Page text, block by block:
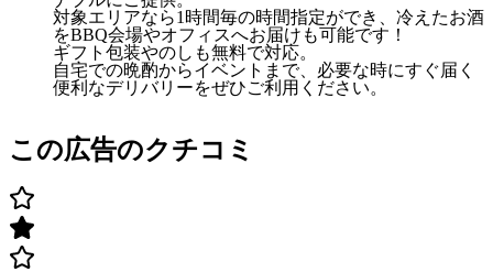
対象エリアなら1時間毎の時間指定ができ、冷えたお酒
をBBQ会場やオフィスへお届けも可能です！
ギフト包装やのしも無料で対応。
自宅での晩酌からイベントまで、必要な時にすぐ届く
便利なデリバリーをぜひご利用ください。
この広告のクチコミ